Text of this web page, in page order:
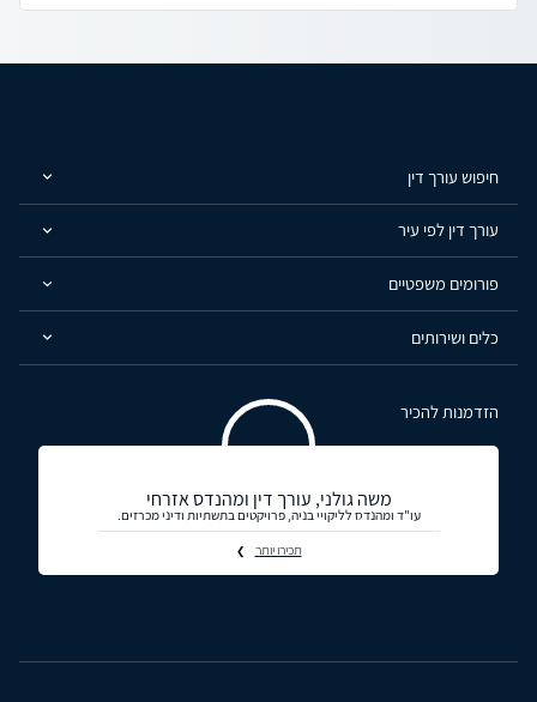
חיפוש עורך דין
עורך דין לפי עיר
פורומים משפטיים
כלים ושירותים
הזדמנות להכיר
משה גולני, עורך דין ומהנדס אזרחי
עו"ד ומהנדס לליקויי בניה, פרויקטים בתשתיות ודיני מכרזים.
תכירו יותר